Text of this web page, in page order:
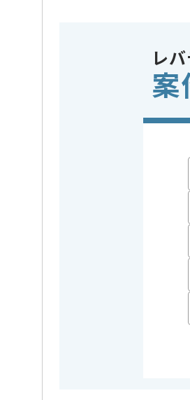
※
この案件で扱う技術 OS
ク
レバテック実績ありの企業
プリセールスの経験があ
レ
案